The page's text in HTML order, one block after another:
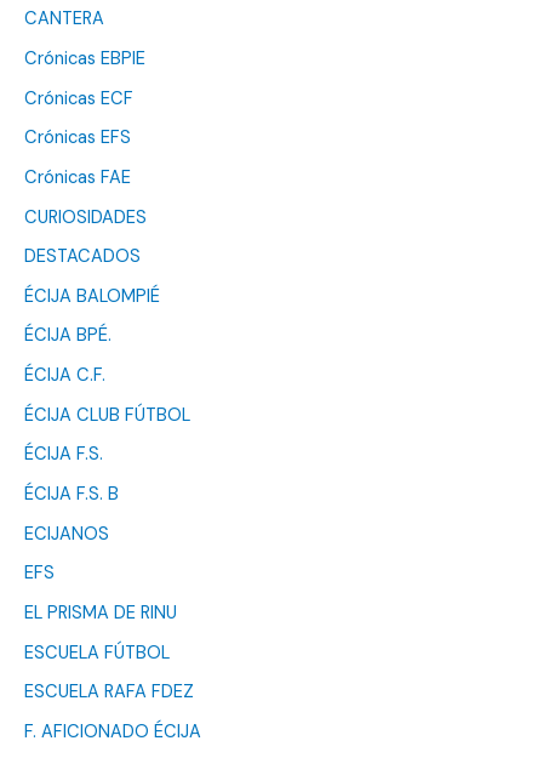
CANTERA
Crónicas EBPIE
Crónicas ECF
Crónicas EFS
Crónicas FAE
CURIOSIDADES
DESTACADOS
ÉCIJA BALOMPIÉ
ÉCIJA BPÉ.
ÉCIJA C.F.
ÉCIJA CLUB FÚTBOL
ÉCIJA F.S.
ÉCIJA F.S. B
ECIJANOS
EFS
EL PRISMA DE RINU
ESCUELA FÚTBOL
ESCUELA RAFA FDEZ
F. AFICIONADO ÉCIJA